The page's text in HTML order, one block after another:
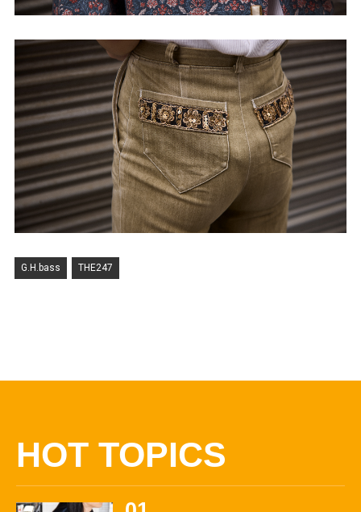
G.H.bass THE247
HOT TOPICS